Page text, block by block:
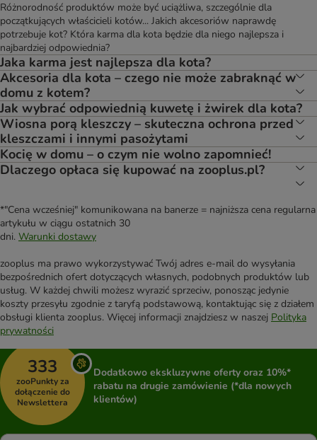
Różnorodność produktów może być uciążliwa, szczególnie dla
początkujących właścicieli kotów... Jakich akcesoriów naprawdę
potrzebuje kot? Która karma dla kota będzie dla niego najlepsza i
najbardziej odpowiednia?
Jaka karma jest najlepsza dla kota?
Akcesoria dla kota – czego nie może zabraknąć w
domu z kotem?
Jak wybrać odpowiednią kuwetę i żwirek dla kota?
Wiosna porą kleszczy – skuteczna ochrona przed
kleszczami i innymi pasożytami
Kocię w domu – o czym nie wolno zapomnieć!
Dlaczego opłaca się kupować na zooplus.pl?
*"Cena wcześniej" komunikowana na banerze = najniższa cena regularna
artykułu w ciągu ostatnich 30
dni. Warunki dostawy
zooplus ma prawo wykorzystywać Twój adres e-mail do wysyłania
bezpośrednich ofert dotyczących własnych, podobnych produktów lub
usług. W każdej chwili możesz wyrazić sprzeciw, ponosząc jedynie
koszty przesyłu zgodnie z taryfą podstawową, kontaktując się z działem
obsługi klienta zooplus. Więcej informacji znajdziesz w naszej Polityka
prywatności
333
zooPunkty za
dołączenie do
Newslettera
Dodatkowo ekskluzywne oferty oraz 10%*
rabatu na drugie zamówienie (*dla nowych
klientów)